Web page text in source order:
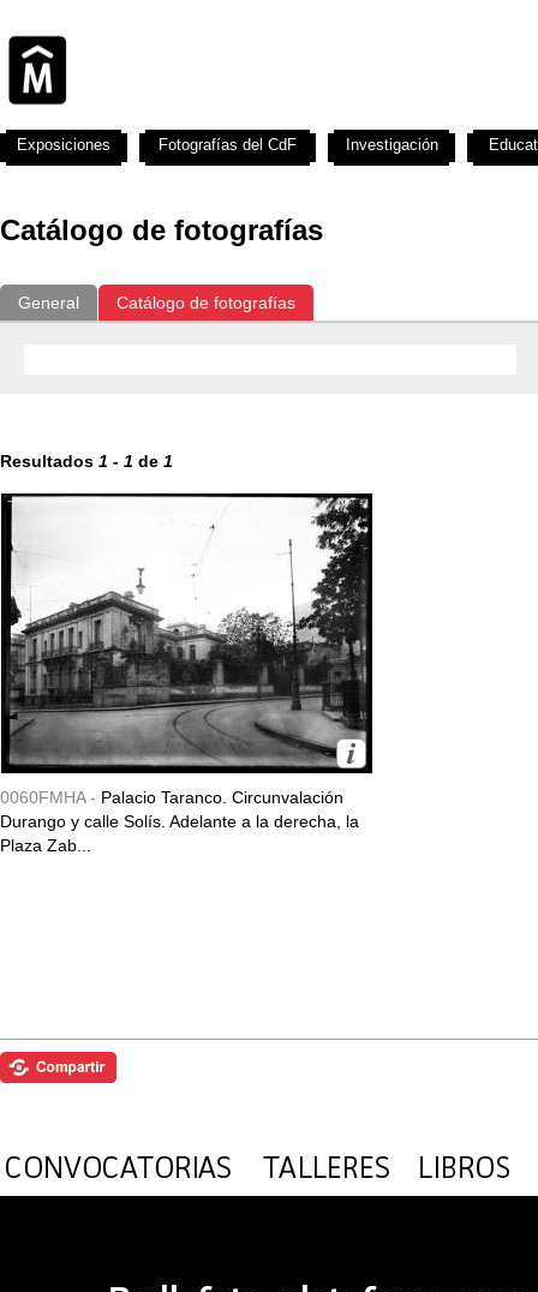
Catálogo de fotografías
General Catálogo de fotografías
Resultados 1 - 1 de 1
0060FMHA - Palacio Taranco. Circunvalación
Durango y calle Solís. Adelante a la derecha, la
Plaza Zab...
Exposiciones Fotografías del CdF Investigación